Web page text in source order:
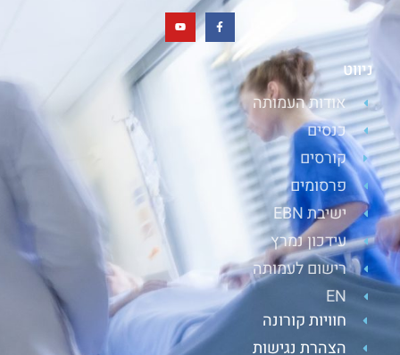
ניווט
אודות העמותה
כנסים
קורסים
פרסומים
ישיבת EBN
עידכון נמרץ
רישום לעמותה
EN
חוויות קורונה
הצהרת נגישות